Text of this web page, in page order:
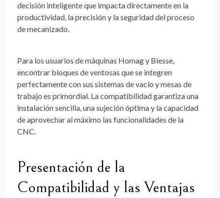
decisión inteligente que impacta directamente en la
productividad, la precisión y la seguridad del proceso
de mecanizado.
Para los usuarios de máquinas Homag y Biesse,
encontrar bloques de ventosas que se integren
perfectamente con sus sistemas de vacío y mesas de
trabajo es primordial. La compatibilidad garantiza una
instalación sencilla, una sujeción óptima y la capacidad
de aprovechar al máximo las funcionalidades de la
CNC.
Presentación de la
Compatibilidad y las Ventajas